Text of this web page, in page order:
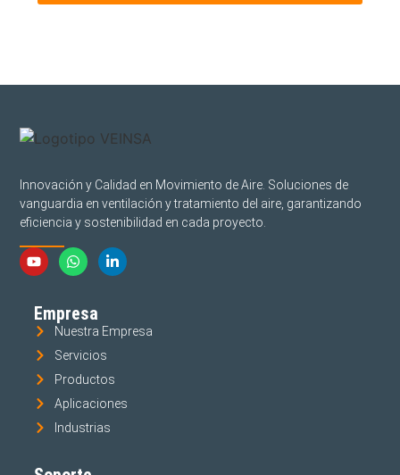
Innovación y Calidad en Movimiento de Aire. Soluciones de
vanguardia en ventilación y tratamiento del aire, garantizando
eficiencia y sostenibilidad en cada proyecto.
Empresa
Nuestra Empresa
Servicios
Productos
Aplicaciones
Industrias